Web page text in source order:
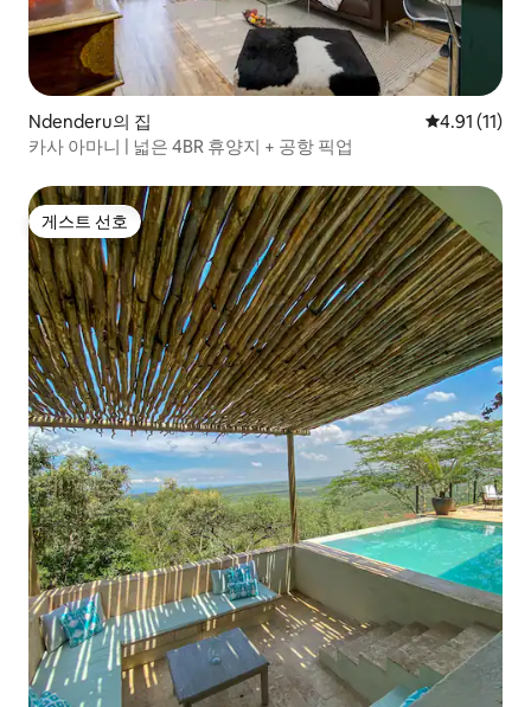
Ndenderu의 집 평점 4.91점
4.91 (11)
카사 아마니 | 넓은 4BR 휴양지 + 공항 픽업
게스트 선호
게스트 선호